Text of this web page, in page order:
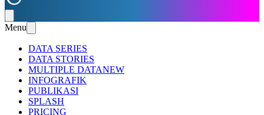
Menu
DATA SERIES
DATA STORIES
MULTIPLE DATANEW
INFOGRAFIK
PUBLIKASI
SPLASH
PRICING